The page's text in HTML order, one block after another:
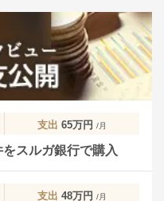
支出 65万円 /月
スルガ銀行で購入
支出 48万円 /月